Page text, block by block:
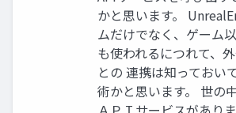
かと思います。
ムだけでなく、ゲーム
も使われるにつれて、
との 連携は知っておい
術かと思います。 世の